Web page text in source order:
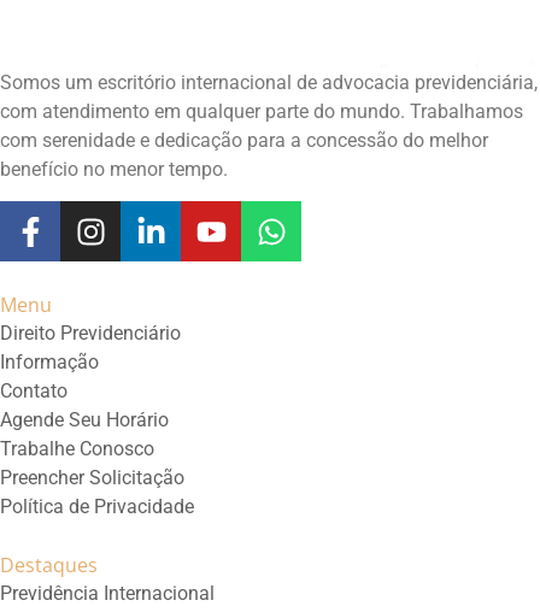
Somos um escritório internacional de advocacia previdenciária,
com atendimento em qualquer parte do mundo. Trabalhamos
com serenidade e dedicação para a concessão do melhor
benefício no menor tempo.
Menu
Direito Previdenciário
Informação
Contato
Agende Seu Horário
Trabalhe Conosco
Preencher Solicitação
Política de Privacidade
Destaques
Previdência Internacional